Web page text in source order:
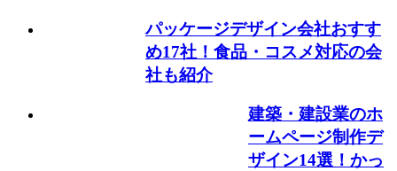
パッケージデザイン会社おすす
め17社！食品・コスメ対応の会
社も紹介
建築・建設業のホ
ームページ制作デ
ザイン14選！かっ